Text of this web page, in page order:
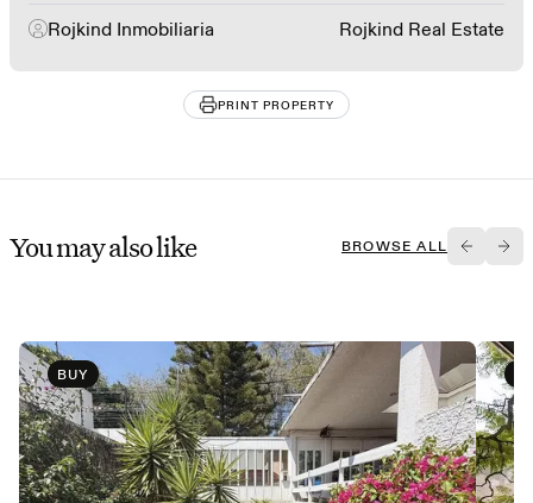
Rojkind Inmobiliaria Rojkind Real Estate
PRINT PROPERTY
You may also like BROWSE ALL
BUY